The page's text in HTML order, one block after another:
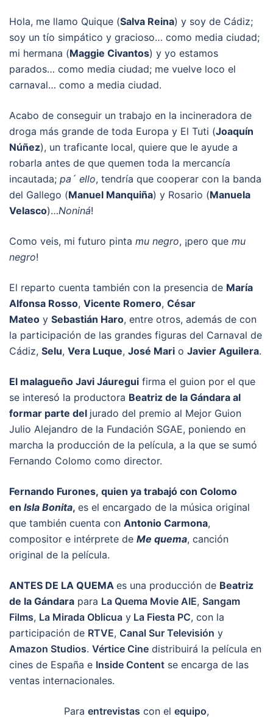
Hola, me llamo Quique (Salva Reina) y soy de Cádiz;
soy un tío simpático y gracioso… como media ciudad;
mi hermana (Maggie Civantos) y yo estamos
parados… como media ciudad; me vuelve loco el
carnaval… como a media ciudad.
Acabo de conseguir un trabajo en la incineradora de
droga más grande de toda Europa y El Tuti (Joaquín
Núñez), un traficante local, quiere que le ayude a
robarla antes de que quemen toda la mercancía
incautada; pa´ ello, tendría que cooperar con la banda
del Gallego (Manuel Manquiña) y Rosario (Manuela
Velasco)…Noniná!
Como veis, mi futuro pinta mu negro, ¡pero que mu
negro!
El reparto cuenta también con la presencia de María
Alfonsa Rosso, Vicente Romero, César
Mateo y Sebastián Haro, entre otros, además de con
la participación de las grandes figuras del Carnaval de
Cádiz, Selu, Vera Luque, José Mari o Javier Aguilera.
El malagueño Javi Jáuregui firma el guion por el que
se interesó la productora Beatriz de la Gándara al
formar parte del jurado del premio al Mejor Guion
Julio Alejandro de la Fundación SGAE, poniendo en
marcha la producción de la película, a la que se sumó
Fernando Colomo como director.
Fernando Furones, quien ya trabajó con Colomo
en Isla Bonita, es el encargado de la música original
que también cuenta con Antonio Carmona,
compositor e intérprete de Me quema, canción
original de la película.
ANTES DE LA QUEMA es una producción de Beatriz
de la Gándara para La Quema Movie AIE, Sangam
Films, La Mirada Oblicua y La Fiesta PC, con la
participación de RTVE, Canal Sur Televisión y
Amazon Studios. Vértice Cine distribuirá la película en
cines de España e Inside Content se encarga de las
ventas internacionales.
Para entrevistas con el equipo,